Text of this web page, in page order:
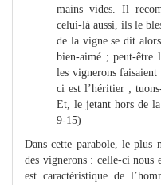
mains vides. Il
celui-là aussi, ils le
de la vigne se dit
bien-aimé ; peut-être
les vignerons
ci est l’héritier ;
Et, le jetant hors de
9-15)
Dans cette parabole, le plus
des vignerons : celle-ci nous
est caractéristique de